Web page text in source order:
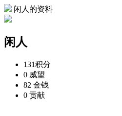
闲人的资料
闲人
131积分
0 威望
82 金钱
0 贡献